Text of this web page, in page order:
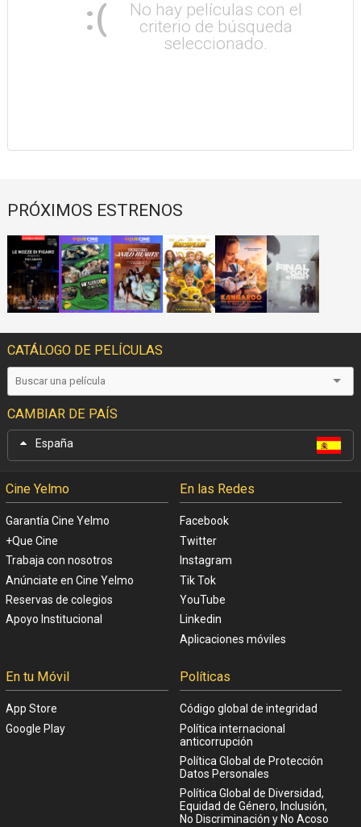
:(
No hay películas con el
criterio de búsqueda
seleccionado.
PRÓXIMOS ESTRENOS
CATÁLOGO DE PELÍCULAS
CAMBIAR DE PAÍS
España
Cine Yelmo
Garantía Cine Yelmo
+Que Cine
Trabaja con nosotros
Anúnciate en Cine Yelmo
Reservas de colegios
Apoyo Institucional
En las Redes
Facebook
Twitter
Instagram
Tik Tok
YouTube
Linkedin
Aplicaciones móviles
En tu Móvil
App Store
Google Play
Políticas
Código global de integridad
Política internacional
anticorrupción
Política Global de Protección
Datos Personales
Política Global de Diversidad,
Equidad de Género, Inclusión,
No Discriminación y No Acoso